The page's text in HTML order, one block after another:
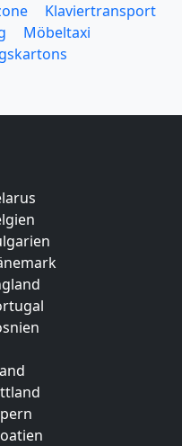
Klaviertransport
Möbeltaxi